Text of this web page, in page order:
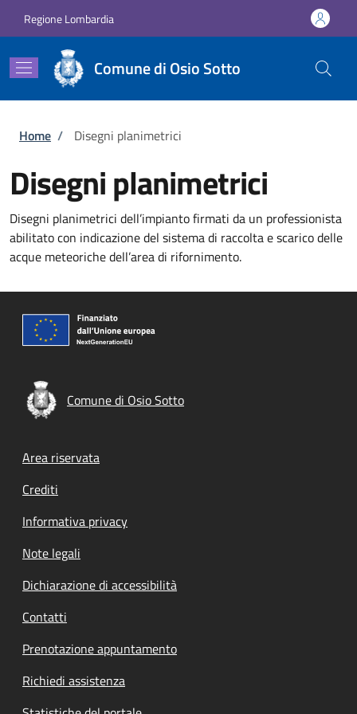
Regione Lombardia
Comune di Osio Sotto
Briciole di pane
Home / Disegni planimetrici
Disegni planimetrici
Disegni planimetrici dell’impianto firmati da un professionista
abilitato con indicazione del sistema di raccolta e scarico delle
acque meteoriche dell’area di rifornimento.
Comune di Osio Sotto
Footer menu
Area riservata
Crediti
Informativa privacy
Note legali
Dichiarazione di accessibilità
Contatti
Prenotazione appuntamento
Richiedi assistenza